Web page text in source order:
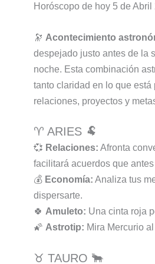
Horóscopo de hoy 5 de Abril
🔭 Acontecimiento
despejado justo antes de la
noche. Esta combinación
tanto claridad en lo que
relaciones, proyectos y
♈ ARIES 🐏
💞 Relaciones: Afronta
facilitará acuerdos que
💰 Economía: Analiza tus
dispersarte.
🍀 Amuleto: Una cinta roja
🌠 Astrotip: Mira Mercurio
♉ TAURO 🐂